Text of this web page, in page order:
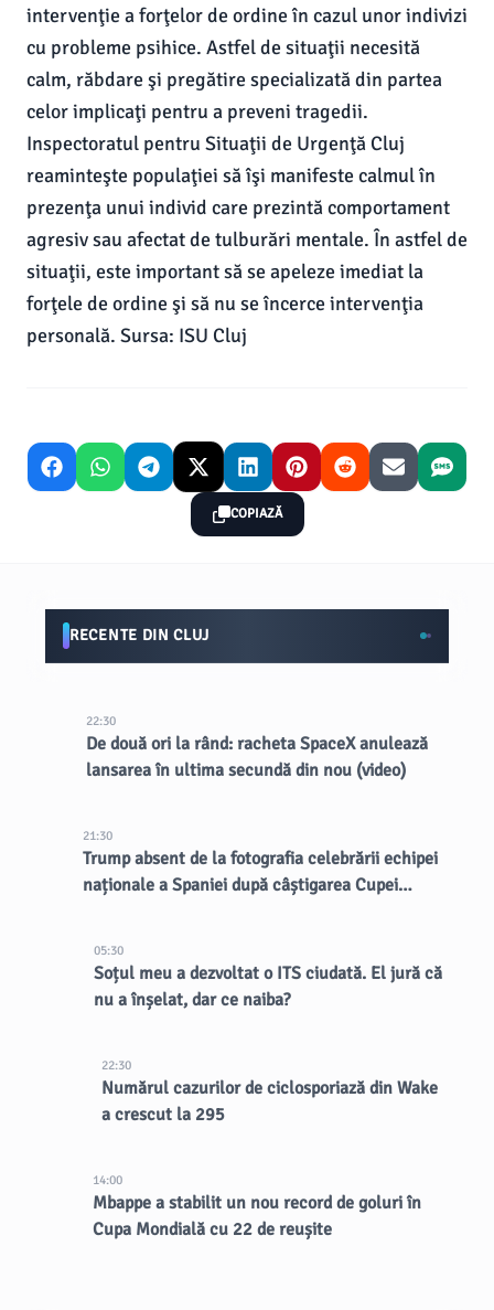
intervenţie a forţelor de ordine în cazul unor indivizi
cu probleme psihice. Astfel de situaţii necesită
calm, răbdare şi pregătire specializată din partea
celor implicaţi pentru a preveni tragedii.
Inspectoratul pentru Situaţii de Urgenţă Cluj
reaminteşte populaţiei să îşi manifeste calmul în
prezenţa unui individ care prezintă comportament
agresiv sau afectat de tulburări mentale. În astfel de
situaţii, este important să se apeleze imediat la
forţele de ordine şi să nu se încerce intervenţia
personală. Sursa: ISU Cluj
COPIAZĂ
RECENTE DIN CLUJ
22:30
De două ori la rând: racheta SpaceX anulează
lansarea în ultima secundă din nou (video)
21:30
Trump absent de la fotografia celebrării echipei
naționale a Spaniei după câștigarea Cupei
05:30
Soțul meu a dezvoltat o ITS ciudată. El jură că
nu a înșelat, dar ce naiba?
22:30
Numărul cazurilor de ciclosporiază din Wake
a crescut la 295
14:00
Mbappe a stabilit un nou record de goluri în
Cupa Mondială cu 22 de reușite